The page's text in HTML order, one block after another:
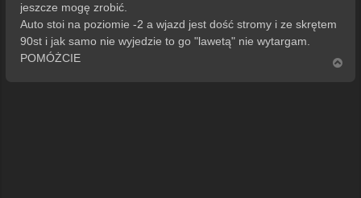
jeszcze mogę zrobić.
Auto stoi na poziomie -2 a wjazd jest dość stromy i ze skrętem
90st i jak samo nie wyjedzie to go "lawetą" nie wytargam.
POMÓŻCIE